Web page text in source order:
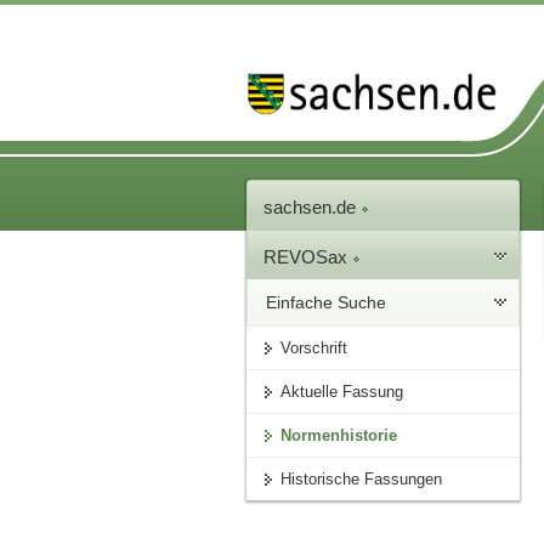
sachsen.de
REVOSax
Einfache Suche
Vorschrift
Aktuelle Fassung
Normenhistorie
Historische Fassungen